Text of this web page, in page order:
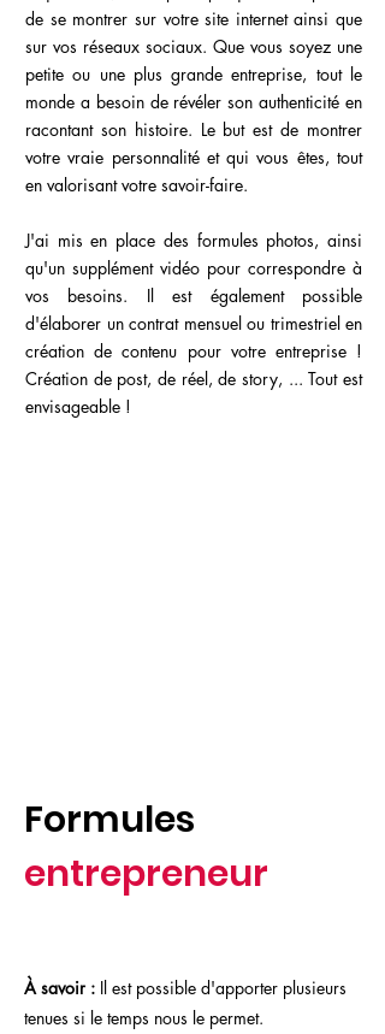
de se montrer sur votre site internet ainsi que
sur vos réseaux sociaux. Que vous soyez une
petite ou une plus grande entreprise, tout le
monde a besoin de révéler son authenticité en
racontant son histoire. Le but est de montrer
votre vraie personnalité et qui vous êtes, tout
en valorisant votre savoir-faire.
J'ai mis en place des formules photos, ainsi
qu'un supplément vidéo pour correspondre à
vos besoins. Il est également possible
d'élaborer un contrat mensuel ou trimestriel en
création de contenu pour votre entreprise !
Création de post, de réel, de story, ... Tout est
envisageable !
Formules
entrepreneur
À savoir : Il est possible d'apporter plusieurs
tenues si le temps nous le permet.